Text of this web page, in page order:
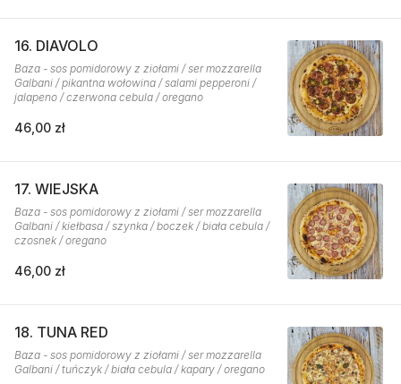
16. DIAVOLO
Baza - sos pomidorowy z ziołami / ser mozzarella
Galbani / pikantna wołowina / salami pepperoni /
jalapeno / czerwona cebula / oregano
46,00 zł
17. WIEJSKA
Baza - sos pomidorowy z ziołami / ser mozzarella
Galbani / kiełbasa / szynka / boczek / biała cebula /
czosnek / oregano
46,00 zł
18. TUNA RED
Baza - sos pomidorowy z ziołami / ser mozzarella
Galbani / tuńczyk / biała cebula / kapary / oregano